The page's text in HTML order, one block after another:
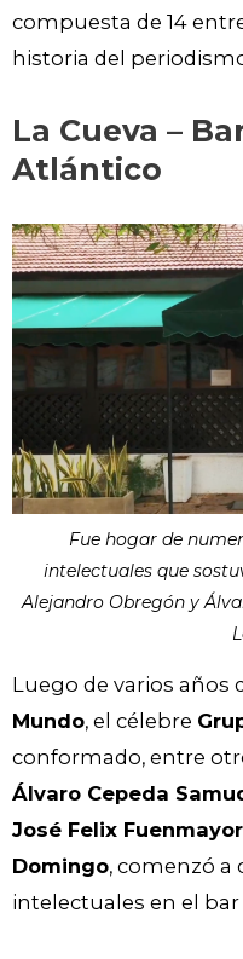
compuesta de 14
historia del
La Cueva –
Atlántico
Fue hogar de
intelectuales que
Alejandro Obregón y
Luego de varios años
Mundo, el célebre
conformado, entre
Álvaro Cepeda
José Felix Fuenmayor
Domingo, comenzó a
intelectuales en el bar